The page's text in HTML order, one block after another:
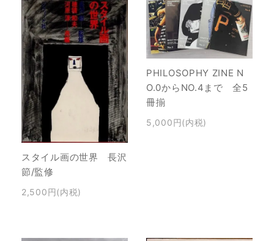
スタイル画の世界 長沢
節/監修
2,500円(内税)
PHILOSOPHY ZINE N
O.0からNO.4まで 全5
冊揃
5,000円(内税)